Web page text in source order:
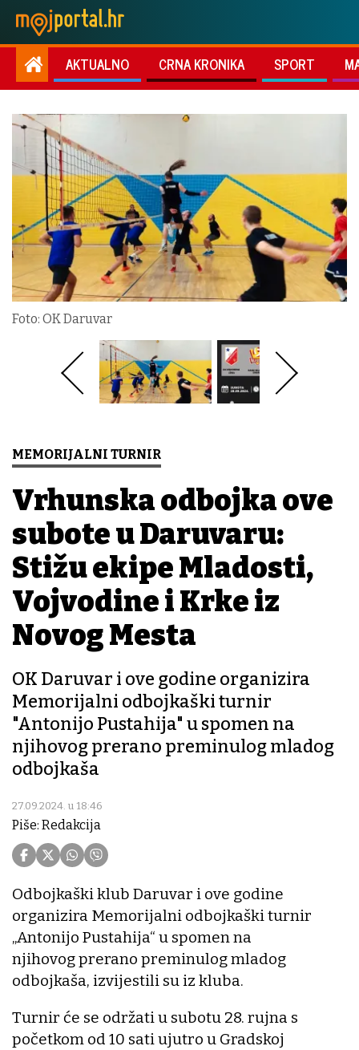
AKTUALNO CRNA KRONIKA SPORT
Foto: OK Daruvar
MEMORIJALNI TURNIR
Vrhunska odbojka ove
subote u Daruvaru:
Stižu ekipe Mladosti,
Vojvodine i Krke iz
Novog Mesta
OK Daruvar i ove godine organizira
Memorijalni odbojkaški turnir
"Antonijo Pustahija" u spomen na
njihovog prerano preminulog mladog
odbojkaša
27.09.2024. u 18:46
Piše: Redakcija
Odbojkaški klub Daruvar i ove godine
organizira Memorijalni odbojkaški turnir
„Antonijo Pustahija“ u spomen na
njihovog prerano preminulog mladog
odbojkaša, izvijestili su iz kluba.
Turnir će se održati u subotu 28. rujna s
početkom od 10 sati ujutro u Gradskoj